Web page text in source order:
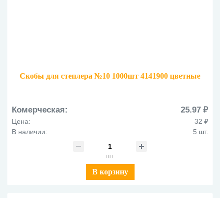
Скобы для степлера №10 1000шт 4141900 цветные
Комерческая: 25.97 ₽
Цена:
32 ₽
В наличии:
5 шт.
шт
В корзину